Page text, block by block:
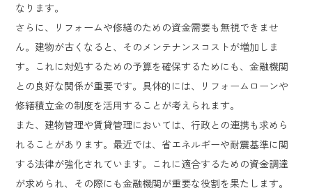
なります。
さらに、リフォームや修繕のための資金需要も無視できませ
ん。建物が古くなると、そのメンテナンスコストが増加しま
す。これに対処するための予算を確保するためにも、金融機関
との良好な関係が重要です。具体的には、リフォームローンや
修繕積立金の制度を活用することが考えられます。
また、建物管理や賃貸管理においては、行政との連携も求めら
れることがあります。最近では、省エネルギーや耐震基準に関
する法律が強化されています。これに適合するための資金調達
が求められ、その際にも金融機関が重要な役割を果たします。